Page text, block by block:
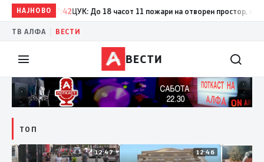
НАЈНОВО
17:42 ЦУК: До 18 часот 11 пожари на отворен простор, од кои
ТВ АЛФА ВЕСТИ
ВЕСТИ
ТОП
12:50 12:47 12:46